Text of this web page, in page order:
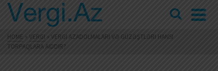
HOME » VERGI » VERGI AZADOLMALARI VƏ GÜZƏŞTLƏRI HANSI
TORPAQLARA AIDDIR?